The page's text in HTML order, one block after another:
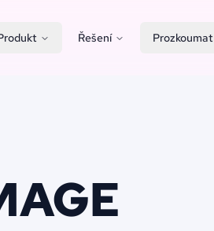
Řešení Prozkoumat